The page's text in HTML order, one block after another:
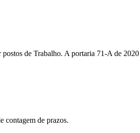
de Trabalho. A portaria 71-A de
contagem de prazos.